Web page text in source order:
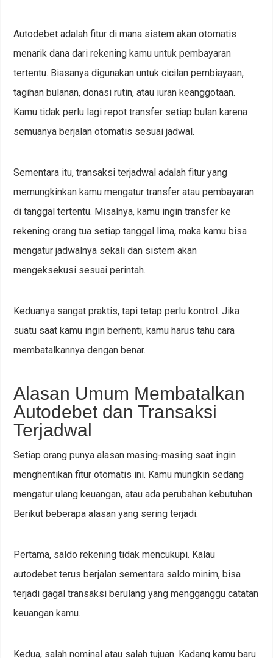
Autodebet adalah fitur di mana sistem akan otomatis
menarik dana dari rekening kamu untuk pembayaran
tertentu. Biasanya digunakan untuk cicilan pembiayaan,
tagihan bulanan, donasi rutin, atau iuran keanggotaan.
Kamu tidak perlu lagi repot transfer setiap bulan karena
semuanya berjalan otomatis sesuai jadwal.
Sementara itu, transaksi terjadwal adalah fitur yang
memungkinkan kamu mengatur transfer atau pembayaran
di tanggal tertentu. Misalnya, kamu ingin transfer ke
rekening orang tua setiap tanggal lima, maka kamu bisa
mengatur jadwalnya sekali dan sistem akan
mengeksekusi sesuai perintah.
Keduanya sangat praktis, tapi tetap perlu kontrol. Jika
suatu saat kamu ingin berhenti, kamu harus tahu cara
membatalkannya dengan benar.
Alasan Umum Membatalkan
Autodebet dan Transaksi
Terjadwal
Setiap orang punya alasan masing-masing saat ingin
menghentikan fitur otomatis ini. Kamu mungkin sedang
mengatur ulang keuangan, atau ada perubahan kebutuhan.
Berikut beberapa alasan yang sering terjadi.
Pertama, saldo rekening tidak mencukupi. Kalau
autodebet terus berjalan sementara saldo minim, bisa
terjadi gagal transaksi berulang yang mengganggu catatan
keuangan kamu.
Kedua, salah nominal atau salah tujuan. Kadang kamu baru